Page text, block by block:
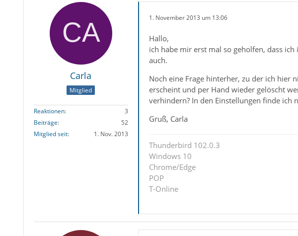
Carla
Mitglied
Reaktionen
3
Beiträge
52
Mitglied seit
1. Nov. 2013
1. November 2013 um 13:06
Hallo,
ich habe mir erst mal so geholfen, dass
auch.
Noch eine Frage hinterher, zu der ich hier
erscheint und per Hand wieder gelöscht
verhindern? In den Einstellungen finde ich
Gruß, Carla
Thunderbird 102.0.3
Windows 10
Chrome/Edge
POP
T-Online